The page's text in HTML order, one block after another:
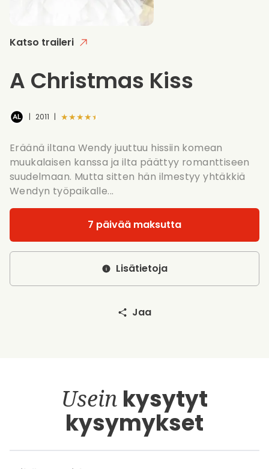
Katso traileri
A Christmas Kiss
| 2011 | ★★★★★
Eräänä iltana Wendy juuttuu hissiin komean
muukalaisen kanssa ja ilta päättyy romanttiseen
suudelmaan. Mutta sitten hän ilmestyy yhtäkkiä
Wendyn työpaikalle...
7 päivää maksutta
Lisätietoja
Jaa
Usein kysytyt
kysymykset